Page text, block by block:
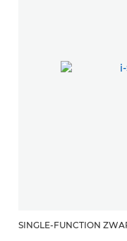
SINGLE-FUNCTION